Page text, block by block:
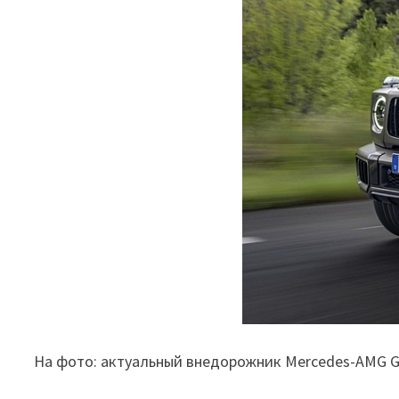
На фото: актуальный внедорожник Mercedes-AMG